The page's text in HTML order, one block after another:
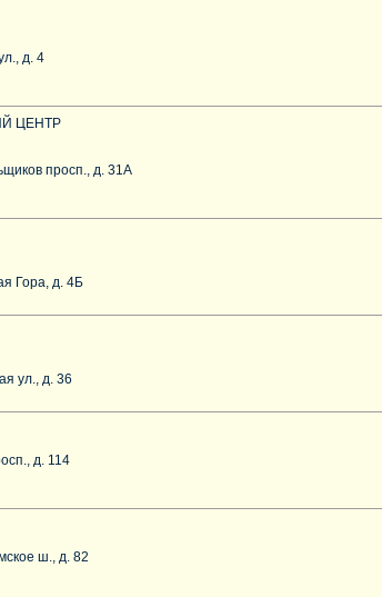
д. 4
ЦЕНТР
просп., д. 31А
Гора, д. 4Б
ул., д. 36
д. 114
ш., д. 82